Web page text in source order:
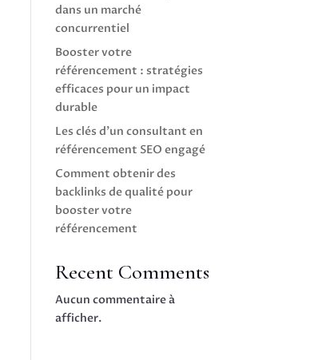
dans un marché
concurrentiel
Booster votre
référencement : stratégies
efficaces pour un impact
durable
Les clés d’un consultant en
référencement SEO engagé
Comment obtenir des
backlinks de qualité pour
booster votre
référencement
Recent Comments
Aucun commentaire à
afficher.